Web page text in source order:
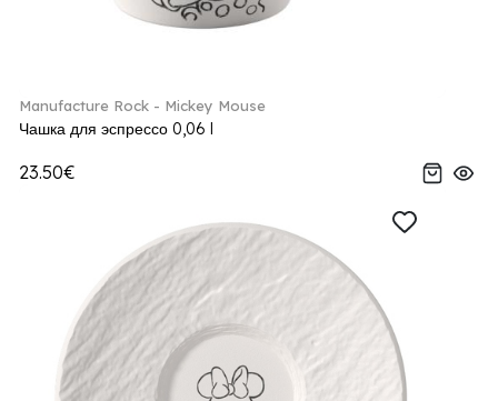
Manufacture Rock - Mickey Mouse
Чашка для эспрессо 0,06 l
23.50€